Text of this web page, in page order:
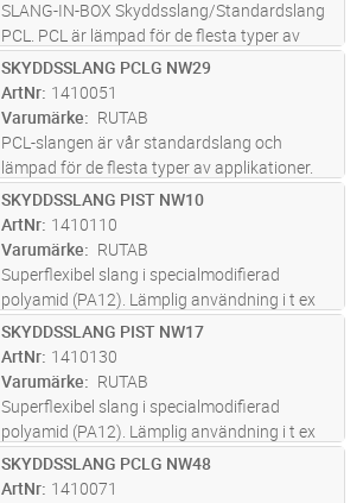
SLANG-IN-BOX Skyddsslang/Standardslang
PCL. PCL är lämpad för de flesta typer av
applikationer. Den utmärker sig genom att ha
god UV-resistens samt hög tolerans vid låga
temperaturer. Temperaturområd
M Lägg i kundvagn
SKYDDSSLANG PCLG NW29
ArtNr 1410051
Varumärke
RUTAB
PCL-slangen är vår standardslang och
lämpad för de flesta typer av applikationer.
Bra böjlighet och bra mekanisk skydd vid
torra och låga temperaturförhållande.
Temperaturområde –50°C /+105°C. Tillfä
mer
M Lägg i kundvagn
SKYDDSSLANG PIST NW10
ArtNr 1410110
Varumärke
RUTAB
Superflexibel slang i specialmodifierad
polyamid (PA12). Lämplig användning i t ex
robotar och maskiner med mycket rörelser.
Mycket lämpad för utomhusbruk p.g.a.
extrem UV-resistens. Klarar 10 miljon
mer
M Lägg i kundvagn
SKYDDSSLANG PIST NW17
ArtNr 1410130
Varumärke
RUTAB
Superflexibel slang i specialmodifierad
polyamid (PA12). Lämplig användning i t ex
robotar och maskiner med mycket rörelser.
Mycket lämpad för utomhusbruk p.g.a.
M Lägg i kundvagn
SKYDDSSLANG PCLG NW48
ArtNr 1410071